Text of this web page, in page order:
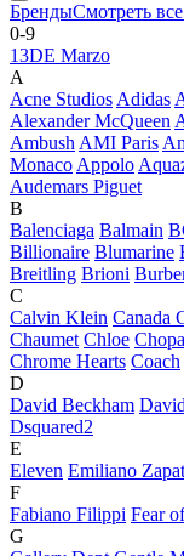
БрендыСмотреть
0-9
13DE Marzo
A
Acne StudiosAdidas
Alexander McQueen
AmbushAMI Paris
MonacoAppolo
Audemars Piguet
B
Balenciaga Balmain
Billionaire Blumarine
Breitling Brioni
C
Calvin Klein Canada
Chaumet Chloe
Chrome Hearts Coach
D
David Beckham
Dsquared2
E
Eleven Emiliano
F
Fabiano Filippi Fear
G